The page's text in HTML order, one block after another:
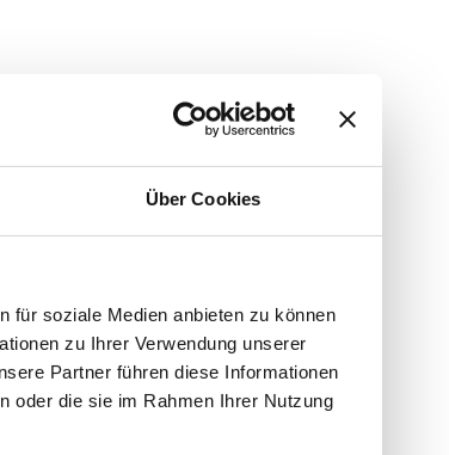
Über Cookies
für soziale Medien anbieten zu können
zu Ihrer Verwendung unserer
Partner führen diese Informationen
oder die sie im Rahmen Ihrer Nutzung